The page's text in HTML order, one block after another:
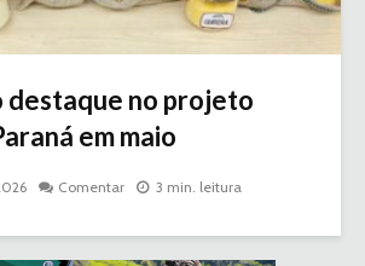
destaque no projeto
em maio
Comentar 3 min. leitura